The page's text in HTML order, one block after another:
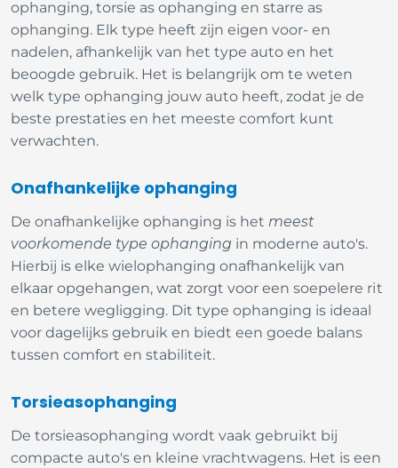
ophanging, torsie as ophanging en starre as
ophanging. Elk type heeft zijn eigen voor- en
nadelen, afhankelijk van het type auto en het
beoogde gebruik. Het is belangrijk om te weten
welk type ophanging jouw auto heeft, zodat je de
beste prestaties en het meeste comfort kunt
verwachten.
Onafhankelijke ophanging
De onafhankelijke ophanging is hetmeest
voorkomende type ophanging in moderne auto's.
Hierbij is elke wielophanging onafhankelijk van
elkaar opgehangen, wat zorgt voor een soepelere rit
en betere wegligging. Dit type ophanging is ideaal
voor dagelijks gebruik en biedt een goede balans
tussen comfort en stabiliteit.
Torsieasophanging
De torsieasophanging wordt vaak gebruikt bij
compacte auto's en kleine vrachtwagens. Het is een